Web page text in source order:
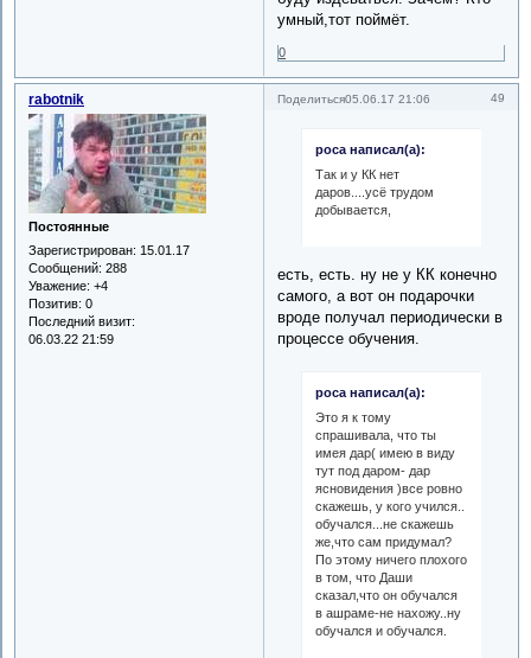
умный,тот поймёт.
0
Поделиться 49
05.06.17 21:06
rabotnik
Постоянные
Зарегистрирован: 15.01.17
Сообщений: 288
Уважение: +4
Позитив: 0
Последний визит:
06.03.22 21:59
роса написал(а):
Так и у КК нет
даров....усё трудом
добывается,
есть, есть. ну не у КК конечно
самого, а вот он подарочки
вроде получал периодически в
процессе обучения.
роса написал(а):
Это я к тому
спрашивала, что ты
имея дар( имею в виду
тут под даром- дар
ясновидения )все ровно
скажешь, у кого учился..
обучался...не скажешь
же,что сам придумал?
По этому ничего плохого
в том, что Даши
сказал,что он обучался
в ашраме-не нахожу..ну
обучался и обучался.